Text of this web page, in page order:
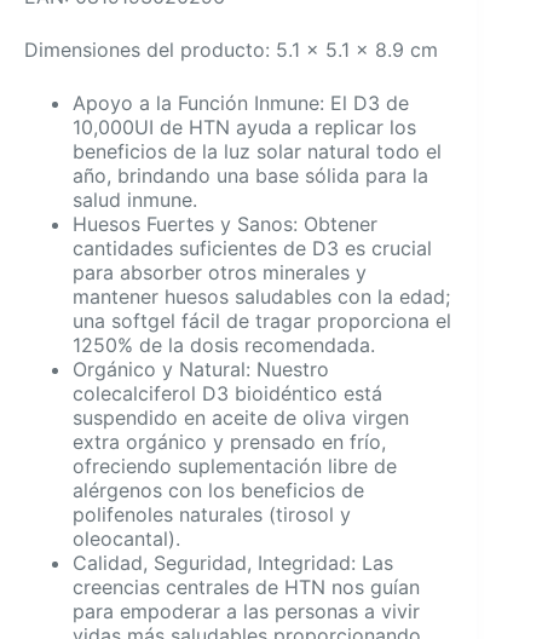
Dimensiones del producto: 5.1 x 5.1 x 8.9 cm
Apoyo a la Función Inmune: El D3 de
10,000UI de HTN ayuda a replicar los
beneficios de la luz solar natural todo el
año, brindando una base sólida para la
salud inmune.
Huesos Fuertes y Sanos: Obtener
cantidades suficientes de D3 es crucial
para absorber otros minerales y
mantener huesos saludables con la edad;
una softgel fácil de tragar proporciona el
1250% de la dosis recomendada.
Orgánico y Natural: Nuestro
colecalciferol D3 bioidéntico está
suspendido en aceite de oliva virgen
extra orgánico y prensado en frío,
ofreciendo suplementación libre de
alérgenos con los beneficios de
polifenoles naturales (tirosol y
oleocantal).
Calidad, Seguridad, Integridad: Las
creencias centrales de HTN nos guían
para empoderar a las personas a vivir